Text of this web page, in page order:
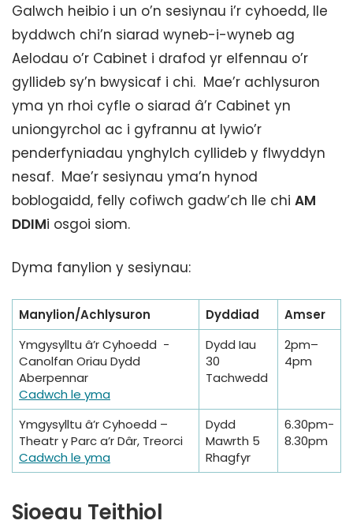
Galwch heibio i un o’n sesiynau i’r cyhoedd, lle
byddwch chi’n siarad wyneb-i-wyneb ag
Aelodau o’r Cabinet i drafod yr elfennau o’r
gyllideb sy’n bwysicaf i chi. Mae’r achlysuron
yma yn rhoi cyfle o siarad â’r Cabinet yn
uniongyrchol ac i gyfrannu at lywio’r
penderfyniadau ynghylch cyllideb y flwyddyn
nesaf. Mae’r sesiynau yma’n hynod
boblogaidd, felly cofiwch gadw’ch lle chi AM
DDIMi osgoi siom.
Dyma fanylion y sesiynau:
Manylion/Achlysuron Dyddiad
Amser
Ymgysylltu â’r Cyhoedd -
Canolfan Oriau Dydd
Aberpennar
Cadwch le yma
Dydd Iau
30
Tachwedd
2pm–
4pm
Ymgysylltu â’r Cyhoedd –
Theatr y Parc a’r Dâr, Treorci
Cadwch le yma
Dydd
Mawrth 5
Rhagfyr
6.30pm-
8.30pm
Sioeau Teithiol